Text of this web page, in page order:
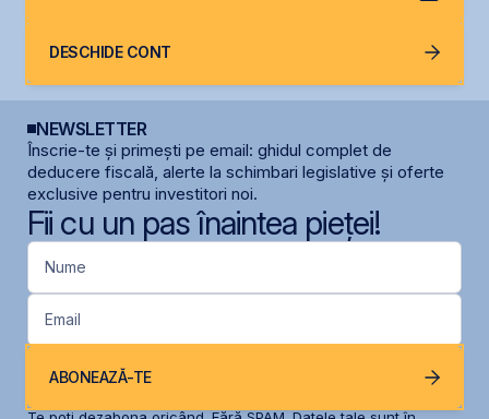
DESCHIDE CONT
NEWSLETTER
Înscrie-te și primești pe email: ghidul complet de
deducere fiscală, alerte la schimbari legislative și oferte
exclusive pentru investitori noi.
Fii cu un pas înaintea pieței!
Nume
Email
ABONEAZĂ-TE